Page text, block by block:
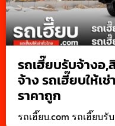
รถเฮี๊ยบรับจ้างอ,
จ้าง รถเฮี๊ยบให้เ
ราคาถูก
รถเฮี๊ยบ.com รถเฮี๊ยบรั